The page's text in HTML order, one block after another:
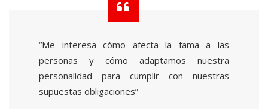
“Me interesa cómo afecta la fama a las
personas y cómo adaptamos nuestra
personalidad para cumplir con nuestras
supuestas obligaciones”